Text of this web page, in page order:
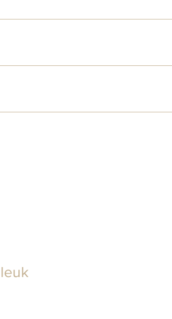
Zodra je bestelling verzonden is, ontvang
€6,95. Voor België zijn de
af te halen in onze showroom aan de